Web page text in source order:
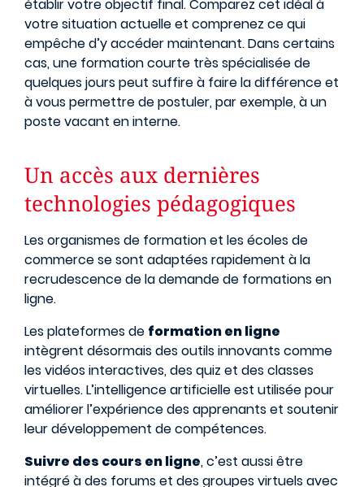
établir votre objectif final. Comparez cet idéal à
votre situation actuelle et comprenez ce qui
empêche d’y accéder maintenant. Dans certains
cas, une formation courte très spécialisée de
quelques jours peut suffire à faire la différence et
à vous permettre de postuler, par exemple, à un
poste vacant en interne.
Un accès aux dernières
technologies pédagogiques
Les organismes de formation et les écoles de
commerce se sont adaptées rapidement à la
recrudescence de la demande de formations en
ligne.
Les plateformes de formation en ligne
intègrent désormais des outils innovants comme
les vidéos interactives, des quiz et des classes
virtuelles. L’intelligence artificielle est utilisée pour
améliorer l’expérience des apprenants et soutenir
leur développement de compétences.
Suivre des cours en ligne, c’est aussi être
intégré à des forums et des groupes virtuels avec